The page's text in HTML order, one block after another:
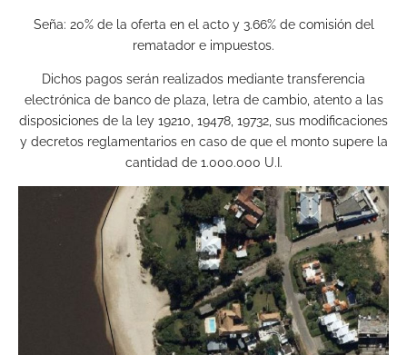
Seña: 20% de la oferta en el acto y 3.66% de comisión del
rematador e impuestos.
Dichos pagos serán realizados mediante transferencia
electrónica de banco de plaza, letra de cambio, atento a las
disposiciones de la ley 19210, 19478, 19732, sus modificaciones
y decretos reglamentarios en caso de que el monto supere la
cantidad de 1.000.000 U.I.